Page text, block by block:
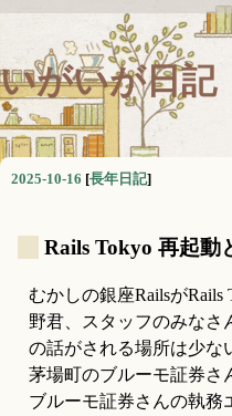
いがいが日記
2025-10-16 [長年日記]
Rails Tokyo 再起動
むかしの銀座Railsが
野君、スタッフのみなさ
の話がされる場所は少な
茅場町のブルーモ証券さ
ブルーモ証券さんの執務